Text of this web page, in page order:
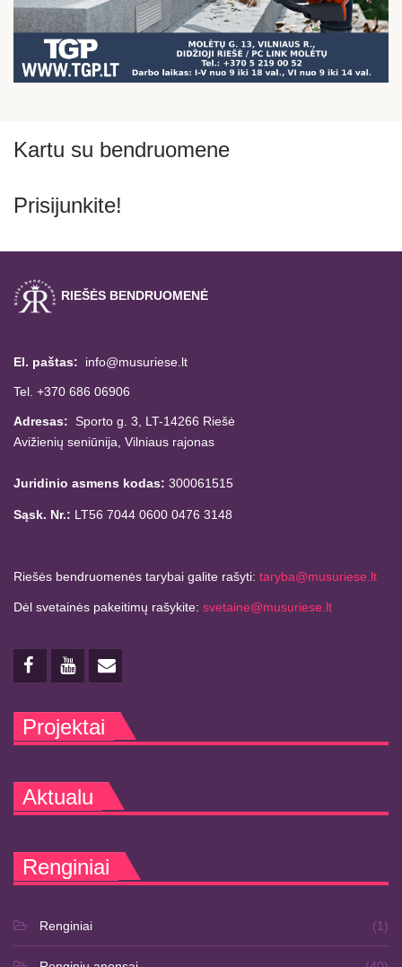
Kartu su bendruomene
Prisijunkite!
RIEŠĖS BENDRUOMENĖ
El. paštas: info@musuriese.lt
Tel. +370 686 06906
Adresas: Sporto g. 3, LT-14266 Riešė
Avižienių seniūnija, Vilniaus rajonas
Juridinio asmens kodas: 300061515
Sąsk. Nr.: LT56 7044 0600 0476 3148
Riešės bendruomenės tarybai galite rašyti: taryba@musuriese.lt
Dėl svetainės pakeitimų rašykite: svetaine@musuriese.lt
Projektai
Aktualu
Renginiai
Renginiai (1)